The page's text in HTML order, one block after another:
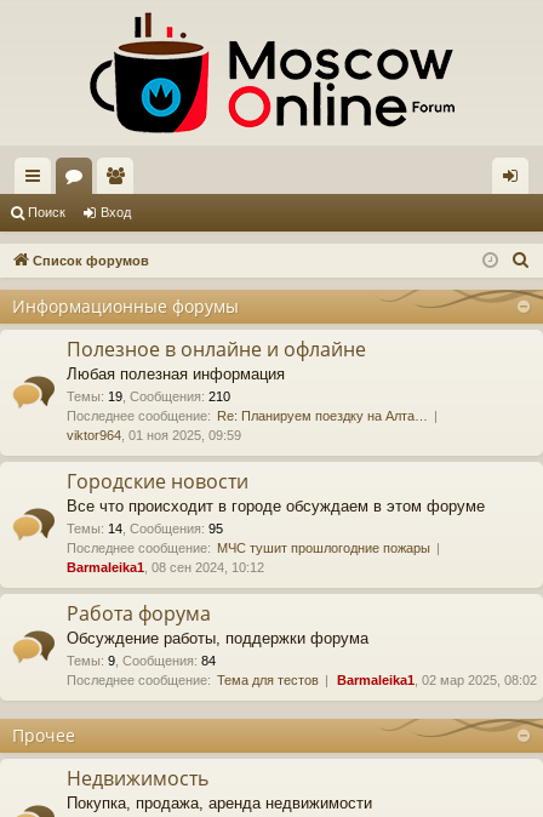
с
ы
и
ум
ол
ьз
ат
ел
и
д
Поиск Вход
Список форумов
Информационные форумы
Полезное в онлайне и офлайне
Любая полезная информация
Темы: 19 Сообщения: 210
Последнее сообщение: Re: Планируем поездку на Алта…
viktor964 , 01 ноя 2025, 09:59
Городские новости
Все что происходит в городе обсуждаем в этом форуме
Темы: 14 Сообщения: 95
Последнее сообщение: МЧС тушит прошлогодние пожары
Barmaleika1 , 08 сен 2024, 10:12
Работа форума
Обсуждение работы, поддержки форума
Темы: 9 Сообщения: 84
Последнее сообщение: Тема для тестов Barmaleika1 , 02 мар 2025, 08:02
Прочее
Недвижимость
Покупка, продажа, аренда недвижимости